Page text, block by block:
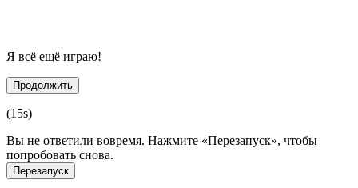
Я всё ещё играю!
Продолжить
(15s)
Вы не ответили вовремя. Нажмите «Перезапуск», чтобы
попробовать снова.
Перезапуск